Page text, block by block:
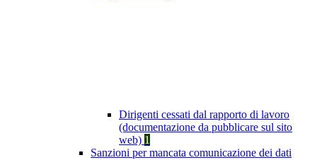
Dirigenti cessati dal rapporto di lavoro
(documentazione da pubblicare sul sito
web) 1
Sanzioni per mancata comunicazione dei dati